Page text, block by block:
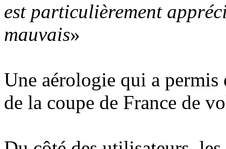
est particulièrement
mauvais»
Une aérologie qui a permis
de la coupe de France de